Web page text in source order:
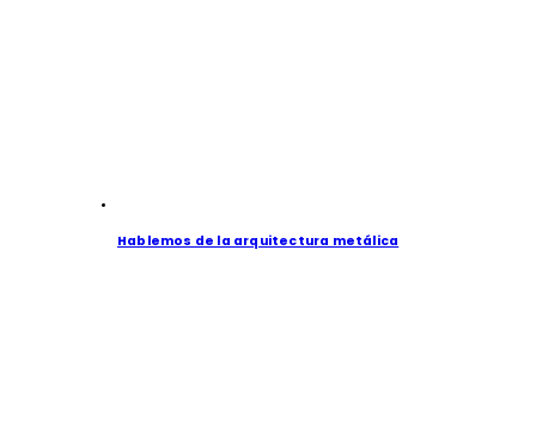
Hablemos de la arquitectura metálica